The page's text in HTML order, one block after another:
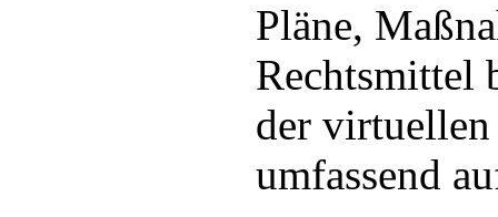
Pläne,
Rechtsmittel
der
umfassend